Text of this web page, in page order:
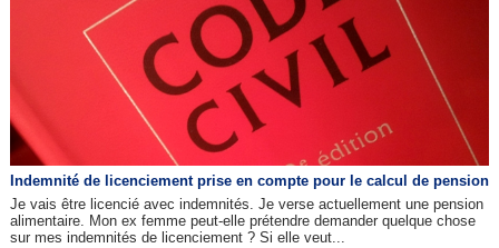
Indemnité de licenciement prise en compte pour le calcul de pension
Je vais être licencié avec indemnités. Je verse actuellement une pension
alimentaire. Mon ex femme peut-elle prétendre demander quelque chose
sur mes indemnités de licenciement ? Si elle veut...